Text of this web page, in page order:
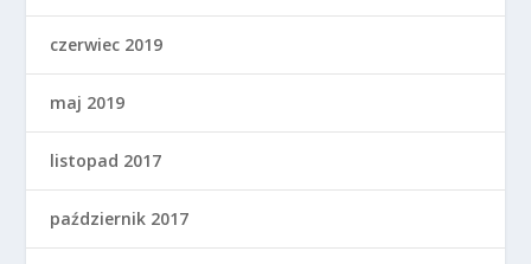
czerwiec 2019
maj 2019
listopad 2017
październik 2017